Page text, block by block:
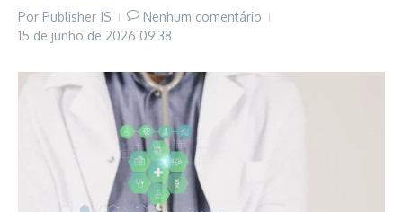
Por Publisher JS
Nenhum comentário
15 de junho de 2026 09:38